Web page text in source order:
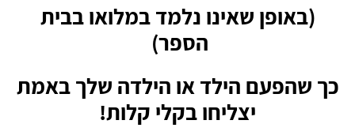
(באופן שאינו נלמד במלואו בבית
הספר)
כך שהפעם הילד או הילדה שלך באמת
יצליחובקלי קלות!